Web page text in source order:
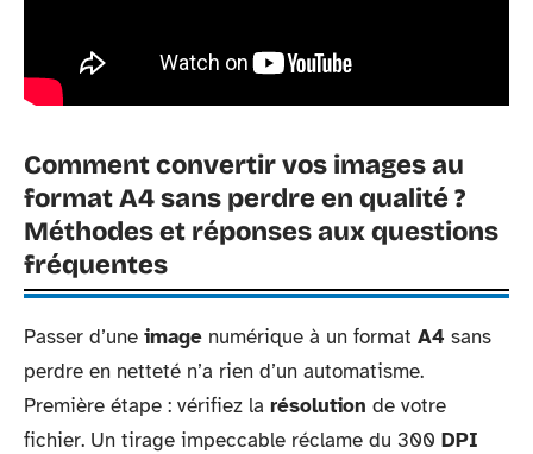
Comment convertir vos images au
format A4 sans perdre en qualité ?
Méthodes et réponses aux questions
fréquentes
Passer d’une image numérique à un format A4 sans
perdre en netteté n’a rien d’un automatisme.
Première étape : vérifiez la résolution de votre
fichier. Un tirage impeccable réclame du 300 DPI